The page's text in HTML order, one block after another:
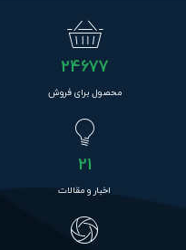
24677
محصول برای فروش
21
اخبار و مقالات